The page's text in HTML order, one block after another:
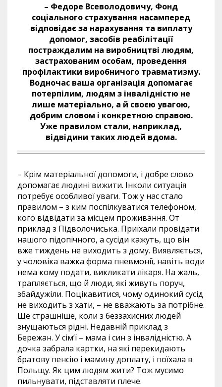
– Федоре Всеволодовичу, Фонд
соціального страхування насамперед
відповідає за нарахування та виплату
допомог, засобів реабілітації
постраждалим на виробництві людям,
застрахованим особам, проведення
профілактики виробничого травматизму.
Водночас ваша організація допомагає
потерпілим, людям з інвалідністю не
лише матеріально, а й своєю увагою,
добрим словом і конкретною справою.
Уже правилом стали, наприклад,
відвідини таких людей вдома.
– Крім матеріальної допомоги, і добре слово
допомагає людині вижити. Інколи ситуація
потребує особливої уваги. Тож у нас стало
правилом – з ким поспілкуватися телефоном,
кого відвідати за місцем проживання. От
приклад з Підволочиська. Приїхали провідати
нашого підопічного, а сусіди кажуть, що він
вже тиждень не виходить з дому. Виявляється,
у чоловіка важка форма пневмонії, навіть води
нема кому подати, викликати лікаря. На жаль,
трапляється, що й люди, які живуть поруч,
збайдужіли. Поцікавитися, чому одинокий сусід
не виходить з хати, – не вважають за потрібне.
Ще страшніше, коли з беззахисних людей
знущаються рідні. Недавній приклад з
Бережан. У сім’ї – мама і син з інвалідністю. А
дочка забрала картки, на які перекидають
братову пенсію і мамину доплату, і поїхала в
Польщу. Як цим людям жити? Тож мусимо
пильнувати, підставляти плече.